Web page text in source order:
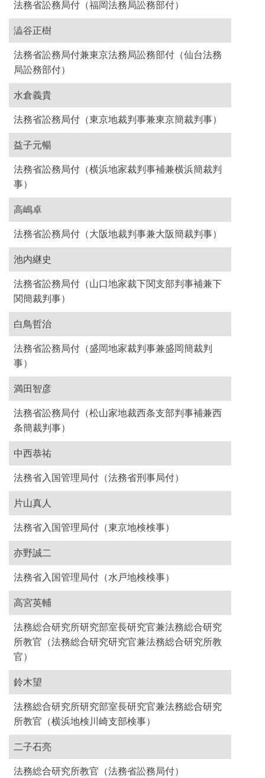
法務省訟務局付（福岡法務局訟務部付）
澁谷正樹
法務省訟務局付兼東京法務局訟務部付（仙台法務
局訟務部付）
水倉義貴
法務省訟務局付（東京地裁判事兼東京簡裁判事）
益子元暢
法務省訟務局付（横浜地家裁判事補兼横浜簡裁判
事）
高嶋卓
法務省訟務局付（大阪地裁判事兼大阪簡裁判事）
池内継史
法務省訟務局付（山口地家裁下関支部判事補兼下
関簡裁判事）
白鳥哲治
法務省訟務局付（盛岡地家裁判事兼盛岡簡裁判
事）
満田智彦
法務省訟務局付（松山家地裁西条支部判事補兼西
条簡裁判事）
中西恭祐
法務省入国管理局付（法務省刑事局付）
片山真人
法務省入国管理局付（東京地検検事）
亦野誠二
法務省入国管理局付（水戸地検検事）
高宮英輔
法務総合研究所研究部室長研究官兼法務総合研究
所教官（法務総合研究研究官兼法務総合研究所教
官）
鈴木望
法務総合研究所研究部室長研究官兼法務総合研究
所教官（横浜地検川崎支部検事）
二子石亮
法務総合研究所教官（法務省訟務局付）